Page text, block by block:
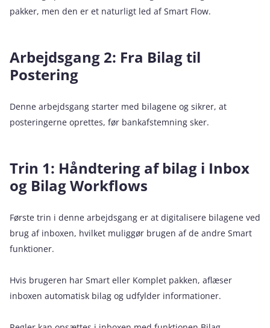
pakker, men den er et naturligt led af Smart Flow.
Arbejdsgang 2: Fra Bilag til
Postering
Denne arbejdsgang starter med bilagene og sikrer, at
posteringerne oprettes, før bankafstemning sker.
Trin 1: Håndtering af bilag i Inbox
og Bilag Workflows
Første trin i denne arbejdsgang er at digitalisere bilagene ved
brug af inboxen, hvilket muliggør brugen af de andre Smart
funktioner.
Hvis brugeren har Smart eller Komplet pakken, aflæser
inboxen automatisk bilag og udfylder informationer.